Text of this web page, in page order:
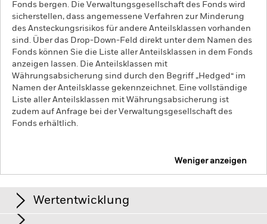
Fonds bergen. Die Verwaltungsgesellschaft des Fonds wird
sicherstellen, dass angemessene Verfahren zur Minderung
des Ansteckungsrisikos für andere Anteilsklassen vorhanden
sind. Über das Drop-Down-Feld direkt unter dem Namen des
Fonds können Sie die Liste aller Anteilsklassen in dem Fonds
anzeigen lassen. Die Anteilsklassen mit
Währungsabsicherung sind durch den Begriff „Hedged“ im
Namen der Anteilsklasse gekennzeichnet. Eine vollständige
Liste aller Anteilsklassen mit Währungsabsicherung ist
zudem auf Anfrage bei der Verwaltungsgesellschaft des
Fonds erhältlich.
Weniger anzeigen
UCITS ETF
AKTIV
Wertentwicklung